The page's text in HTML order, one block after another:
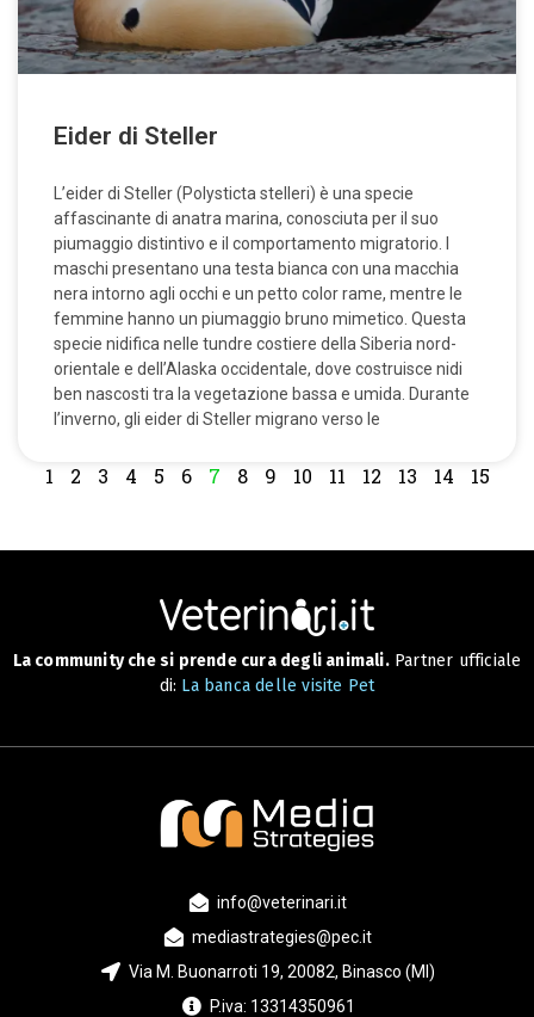
Eider di Steller
L’eider di Steller (Polysticta stelleri) è una specie
affascinante di anatra marina, conosciuta per il suo
piumaggio distintivo e il comportamento migratorio. I
maschi presentano una testa bianca con una macchia
nera intorno agli occhi e un petto color rame, mentre le
femmine hanno un piumaggio bruno mimetico. Questa
specie nidifica nelle tundre costiere della Siberia nord-
orientale e dell’Alaska occidentale, dove costruisce nidi
ben nascosti tra la vegetazione bassa e umida. Durante
l’inverno, gli eider di Steller migrano verso le
1 2 3 4 5 6 7 8 9 10 11 12 13 14 15
La community che si prende cura degli animali.Partner ufficiale
di: La banca delle visite Pet
info@veterinari.it
mediastrategies@pec.it
Via M. Buonarroti 19, 20082, Binasco (MI)
P.iva: 13314350961